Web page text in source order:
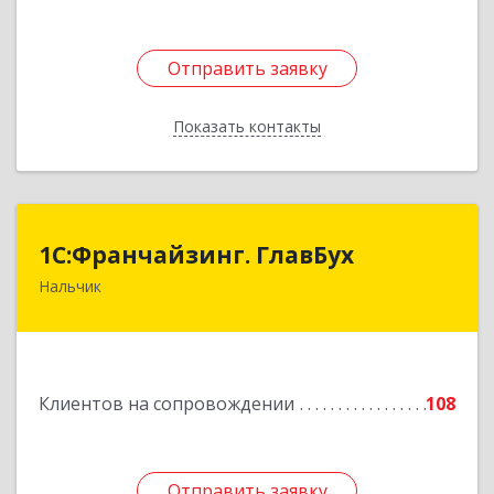
Отправить заявку
Показать контакты
Отправить заявку
Назад
1С:Франчайзинг. ГлавБух
Нальчик
Клиентов на сопровождении 108
1С:Франчайзинг. ГлавБух
360000, Кабардино-Балкарская Респ, Нальчик г,